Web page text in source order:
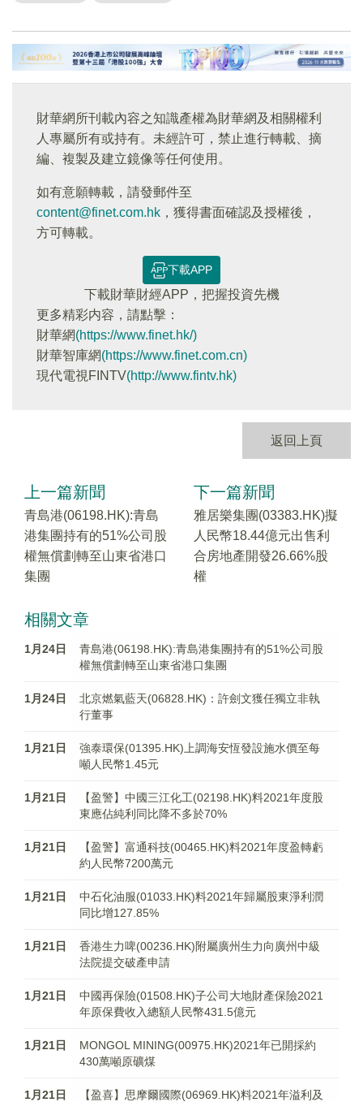
財華網所刊載內容之知識產權為財華網及相關權利
人專屬所有或持有。未經許可，禁止進行轉載、摘
編、複製及建立鏡像等任何使用。
如有意願轉載，請發郵件至
content@finet.com.hk ，獲得書面確認及授權後，
方可轉載。
下載APP
下載財華財經APP，把握投資先機
更多精彩内容，請點擊：
財華網(https://www.finet.hk/)
財華智庫網(https://www.finet.com.cn)
現代電視FINTV(http://www.fintv.hk)
返回上頁
上一篇新聞
青島港(06198.HK):青島
港集團持有的51%公司股
權無償劃轉至山東省港口
集團
下一篇新聞
雅居樂集團(03383.HK)擬
人民幣18.44億元出售利
合房地產開發26.66%股
權
相關文章
1月24日
青島港(06198.HK):青島港集團持有的51%公司股
權無償劃轉至山東省港口集團
1月24日
北京燃氣藍天(06828.HK)：許劍文獲任獨立非執
行董事
1月21日
強泰環保(01395.HK)上調海安恆發設施水價至每
噸人民幣1.45元
1月21日
【盈警】中國三江化工(02198.HK)料2021年度股
東應佔純利同比降不多於70%
1月21日
【盈警】富通科技(00465.HK)料2021年度盈轉虧
約人民幣7200萬元
1月21日
中石化油服(01033.HK)料2021年歸屬股東淨利潤
同比增127.85%
1月21日
香港生力啤(00236.HK)附屬廣州生力向廣州中級
法院提交破產申請
1月21日
中國再保險(01508.HK)子公司大地財產保險2021
年原保費收入總額人民幣431.5億元
1月21日
MONGOL MINING(00975.HK)2021年已開採約
430萬噸原礦煤
1月21日
【盈喜】思摩爾國際(06969.HK)料2021年溢利及